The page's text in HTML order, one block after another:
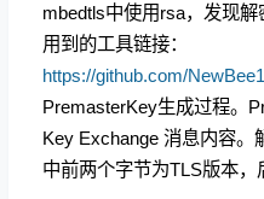
mbedtls中使用rsa，发现
用到的工具链接：
https://github.com/
PremasterKey生成过程。
Key Exchange 消息内容。
中前两个字节为TLS版本，